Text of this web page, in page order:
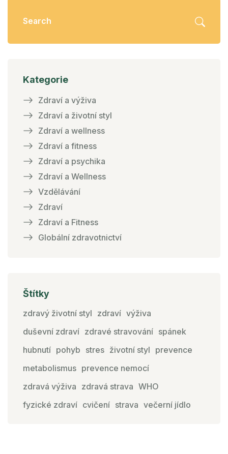
Kategorie
Zdraví a výživa
Zdraví a životní styl
Zdraví a wellness
Zdraví a fitness
Zdraví a psychika
Zdraví a Wellness
Vzdělávání
Zdraví
Zdraví a Fitness
Globální zdravotnictví
Štítky
zdravý životní styl zdraví výživa
duševní zdraví zdravé stravování spánek
hubnutí pohyb stres životní styl prevence
metabolismus prevence nemocí
zdravá výživa zdravá strava WHO
fyzické zdraví cvičení strava večerní jídlo